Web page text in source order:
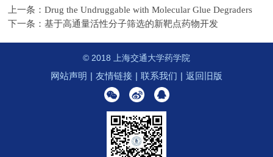
上一条：Drug the Undruggable with Molecular Glue Degraders
下一条：基于高通量活性分子筛选的新靶点药物开发
© 2018 上海交通大学药学院
网站声明 友情链接 联系我们 返回旧版